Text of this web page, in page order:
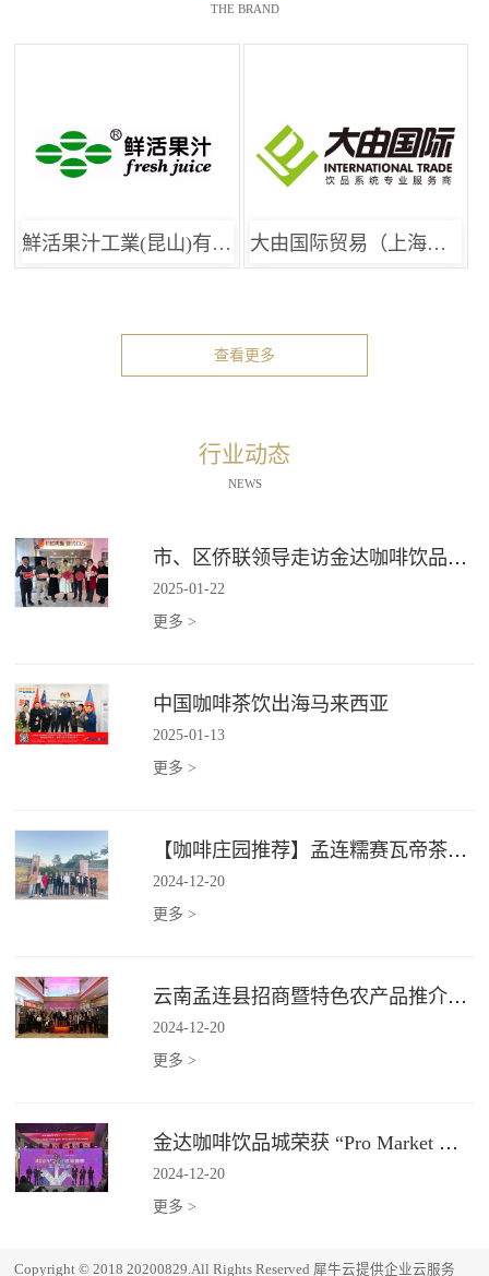
THE BRAND
鮮活果汁工業(昆山)有限公司 大由国际贸易（上海）有限公司
查看更多
行业动态
NEWS
市、区侨联领导走访金达咖啡饮品城"新侨之家"
2025-01-22
更多 >
中国咖啡茶饮出海马来西亚
2025-01-13
更多 >
【咖啡庄园推荐】孟连糯赛瓦帝茶咖庄园
2024-12-20
更多 >
云南孟连县招商暨特色农产品推介会在广州金达圆满举行
2024-12-20
更多 >
金达咖啡饮品城荣获 “Pro Market 湾区必逛市场”
2024-12-20
更多 >
Copyright © 2018 20200829.All Rights Reserved 犀牛云提供企业云服务